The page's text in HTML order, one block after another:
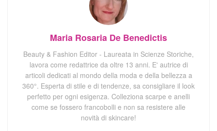
Maria Rosaria De Benedictis
Beauty & Fashion Editor - Laureata in Scienze Storiche,
lavora come redattrice da oltre 13 anni. E' autrice di
articoli dedicati al mondo della moda e della bellezza a
360°. Esperta di stile e di tendenze, sa consigliare il look
perfetto per ogni esigenza. Colleziona scarpe e anelli
come se fossero francobolli e non sa resistere alle
novità di skincare!